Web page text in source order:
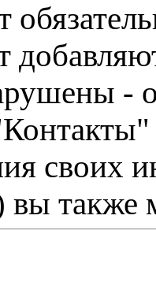
-
своих
вы также